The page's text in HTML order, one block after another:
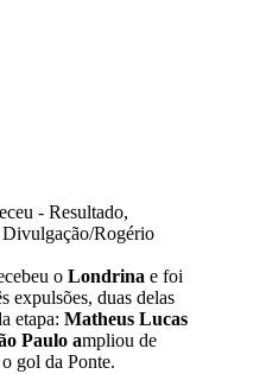
- Resultado,
Divulgação/Rogério
o Londrina e foi
expulsões, duas delas
etapa: Matheus Lucas
Paulo ampliou de
gol da Ponte.